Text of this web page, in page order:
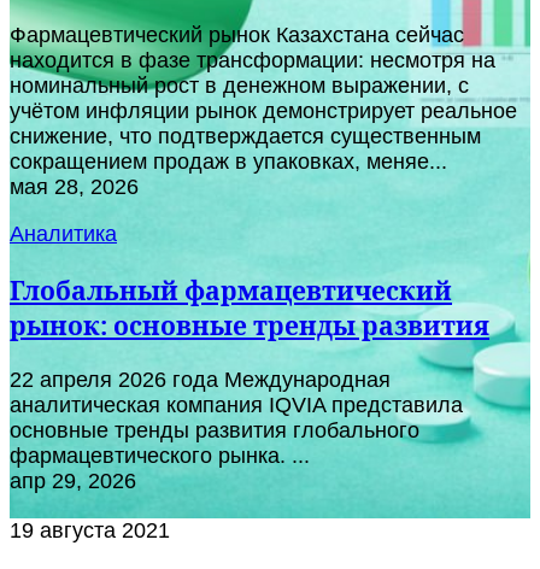
Фармацевтический рынок Казахстана сейчас
находится в фазе трансформации: несмотря на
номинальный рост в денежном выражении, с
учётом инфляции рынок демонстрирует реальное
снижение, что подтверждается существенным
сокращением продаж в упаковках, меняе...
мая 28, 2026
Аналитика
Глобальный фармацевтический
рынок: основные тренды развития
22 апреля 2026 года Международная
аналитическая компания IQVIA представила
основные тренды развития глобального
фармацевтического рынка. ...
апр 29, 2026
19 августа 2021